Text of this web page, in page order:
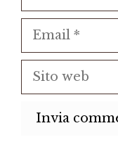
Email
Sito
web